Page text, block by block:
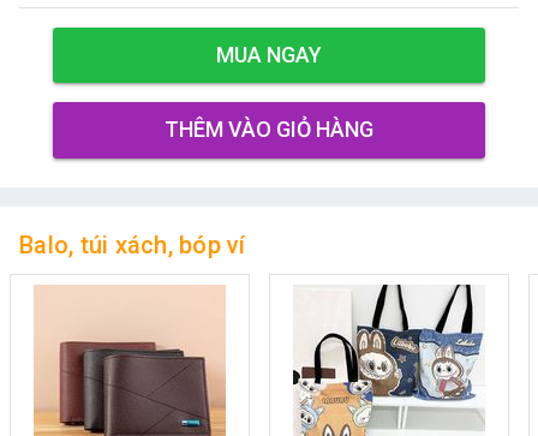
MUA NGAY
THÊM VÀO GIỎ HÀNG
Balo, túi xách, bóp ví